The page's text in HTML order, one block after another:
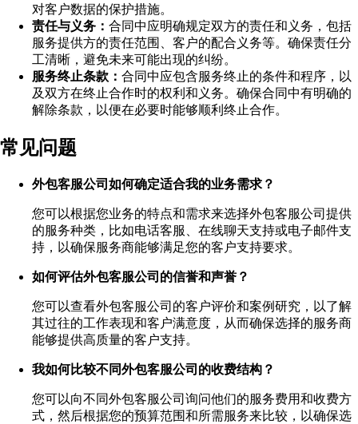
对客户数据的保护措施。
责任与义务： 合同中应明确规定双方的责任和义务，包括
服务提供方的责任范围、客户的配合义务等。确保责任分
工清晰，避免未来可能出现的纠纷。
服务终止条款： 合同中应包含服务终止的条件和程序，以
及双方在终止合作时的权利和义务。确保合同中有明确的
解除条款，以便在必要时能够顺利终止合作。
常见问题
外包客服公司如何确定适合我的业务需求？
您可以根据您业务的特点和需求来选择外包客服公司提供
的服务种类，比如电话客服、在线聊天支持或电子邮件支
持，以确保服务商能够满足您的客户支持要求。
如何评估外包客服公司的信誉和声誉？
您可以查看外包客服公司的客户评价和案例研究，以了解
其过往的工作表现和客户满意度，从而确保选择的服务商
能够提供高质量的客户支持。
我如何比较不同外包客服公司的收费结构？
您可以向不同外包客服公司询问他们的服务费用和收费方
式，然后根据您的预算范围和所需服务来比较，以确保选